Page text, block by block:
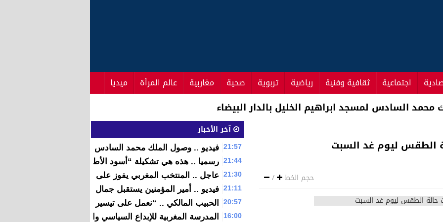
اجتماعية ثقافية وفنية رياضية تربوية صحية مغاربية عالم المرأة ميديا
“أسود الأطلس” لمواجهة الطوغو اليوم
الطقس ليوم غد السبت
حجم الخط /
آخر الأخبار
21:57 فيديو .. وصول الملك محمد السادس لمسجد ابراهيم الخليل
21:44 رسميا .. هذه هي تشكيلة “أسود الأطلس” لمواجهة الطوغو
21:30 عاجل .. المنتخب المغربي يفوز على التوغو بثلاثية
21:11 فيديو .. أمير المؤمنين يستقبل جمال الدين إثر وفاة والده
20:57 الحبيب المالكي .. “نعمل على تيسير ميلاد حكومة جديدة قوية
16:00 المدرسة المغربية للإبداع السياسي والفكري: الاتحاد الاشتراكي